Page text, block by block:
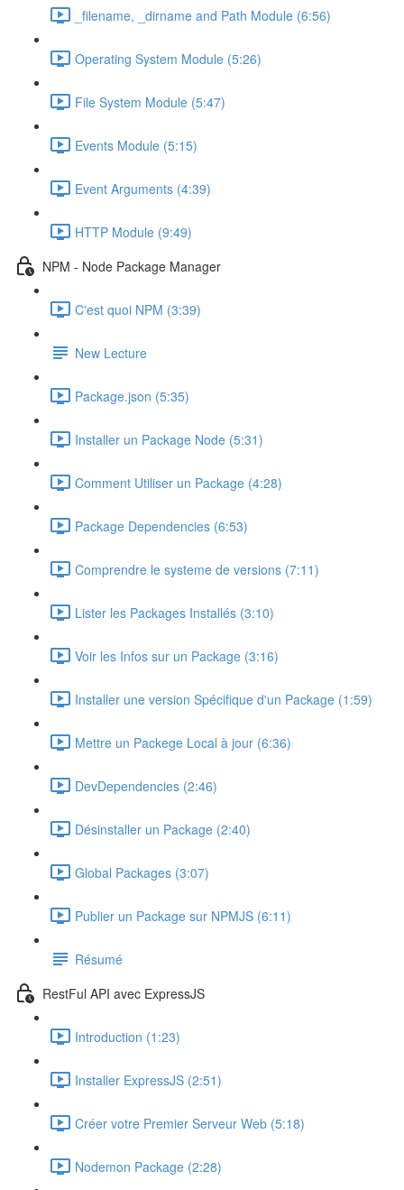
_filename, _dirname and Path Module (6:56)
Operating System Module (5:26)
File System Module (5:47)
Events Module (5:15)
Event Arguments (4:39)
HTTP Module (9:49)
NPM - Node Package Manager
C'est quoi NPM (3:39)
New Lecture
Package.json (5:35)
Installer un Package Node (5:31)
Comment Utiliser un Package (4:28)
Package Dependencies (6:53)
Comprendre le systeme de versions (7:11)
Lister les Packages Installés (3:10)
Voir les Infos sur un Package (3:16)
Installer une version Spécifique d'un Package (1:59)
Mettre un Packege Local à jour (6:36)
DevDependencies (2:46)
Désinstaller un Package (2:40)
Global Packages (3:07)
Publier un Package sur NPMJS (6:11)
Résumé
RestFul API avec ExpressJS
Introduction (1:23)
Installer ExpressJS (2:51)
Créer votre Premier Serveur Web (5:18)
Nodemon Package (2:28)